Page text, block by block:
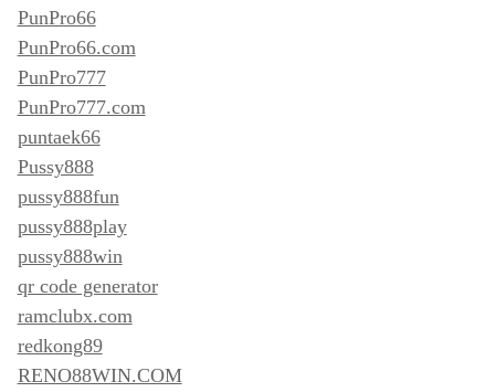
PunPro66
PunPro66.com
PunPro777
PunPro777.com
puntaek66
Pussy888
pussy888fun
pussy888play
pussy888win
qr code generator
ramclubx.com
redkong89
RENO88WIN.COM